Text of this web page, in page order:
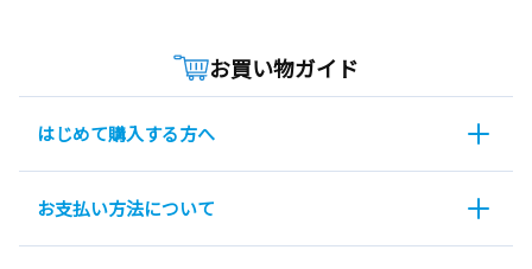
お買い物ガイド
はじめて購入する方へ
お支払い方法について